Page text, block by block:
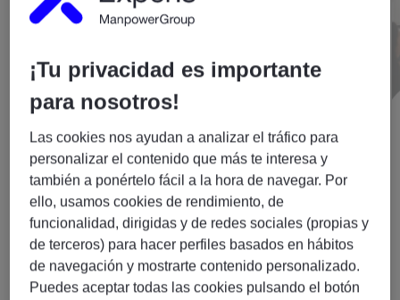
Tenemos un propósito: Tú
Nos comprometemos con la diversidad e
inclusión, y promovemos la igualdad en
todos sus ámbitos.
¡Tu privacidad es importante
para nosotros!
Las cookies nos ayudan a analizar el tráfico para
personalizar el contenido que más te interesa y
también a ponértelo fácil a la hora de navegar. Por
ello, usamos cookies de rendimiento, de
funcionalidad, dirigidas y de redes sociales (propias y
de terceros) para hacer perfiles basados en hábitos
de navegación y mostrarte contenido personalizado.
Puedes aceptar todas las cookies pulsando el botón